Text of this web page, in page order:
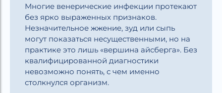
Многие венерические инфекции протекают
без ярко выраженных признаков.
Незначительное жжение, зуд или сыпь
могут показаться несущественными, но на
практике это лишь «вершина айсберга». Без
квалифицированной диагностики
невозможно понять, с чем именно
столкнулся организм.